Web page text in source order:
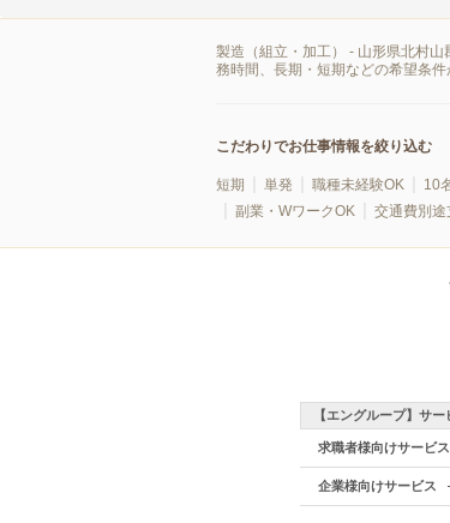
製造（組立・加工） - 山形県北村
務時間、長期・短期などの希望条
こだわりでお仕事情報を絞り込む
短期 単発 職種未経験OK 10
副業・WワークOK
交通費別途
【エングループ】サー
求職者様向けサービス
企業様向けサービス